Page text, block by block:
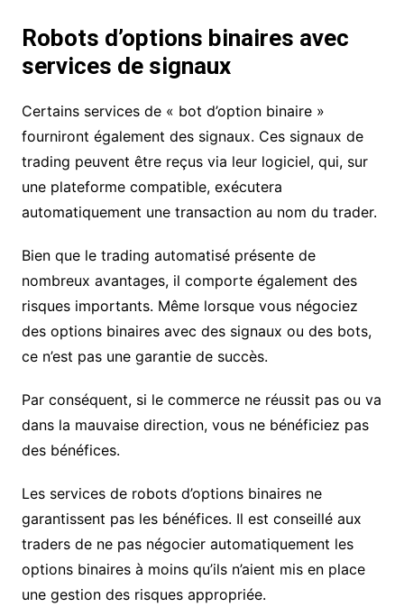
Robots d’options binaires avec
services de signaux
Certains services de « bot d’option binaire »
fourniront également des signaux. Ces signaux de
trading peuvent être reçus via leur logiciel, qui, sur
une plateforme compatible, exécutera
automatiquement une transaction au nom du trader.
Bien que le trading automatisé présente de
nombreux avantages, il comporte également des
risques importants. Même lorsque vous négociez
des options binaires avec des signaux ou des bots,
ce n’est pas une garantie de succès.
Par conséquent, si le commerce ne réussit pas ou va
dans la mauvaise direction, vous ne bénéficiez pas
des bénéfices.
Les services de robots d’options binaires ne
garantissent pas les bénéfices. Il est conseillé aux
traders de ne pas négocier automatiquement les
options binaires à moins qu’ils n’aient mis en place
une gestion des risques appropriée.